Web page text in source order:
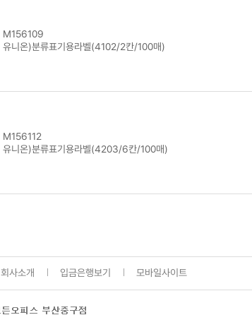
M156109
유니온)분류표기용라벨(4102/2칸/100매)
M156112
유니온)분류표기용라벨(4203/6칸/100매)
회사소개 입금은행보기 모바일사이트